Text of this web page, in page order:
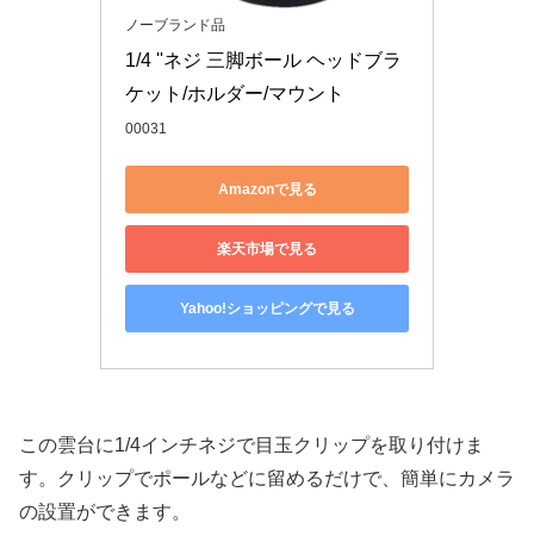
ノーブランド品
1/4 ''ネジ 三脚ボール ヘッドブラ
ケット/ホルダー/マウント
00031
Amazonで見る
楽天市場で見る
Yahoo!ショッピングで見る
この雲台に1/4インチネジで目玉クリップを取り付けま
す。クリップでポールなどに留めるだけで、簡単にカメラ
の設置ができます。